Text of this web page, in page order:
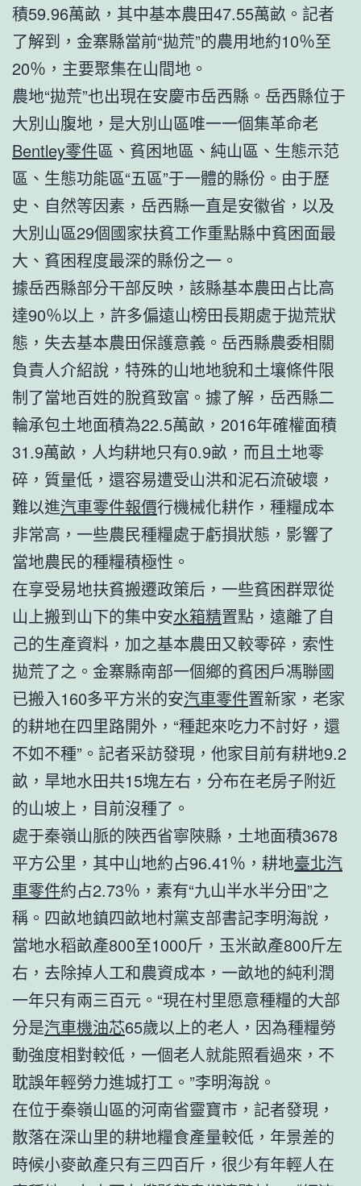
積59.96萬畝，其中基本農田47.55萬畝。記者
了解到，金寨縣當前“拋荒”的農用地約10％至
20％，主要聚集在山間地。
農地“拋荒”也出現在安慶市岳西縣。岳西縣位于
大別山腹地，是大別山區唯一一個集革命老
Bentley零件區、貧困地區、純山區、生態示范
區、生態功能區“五區”于一體的縣份。由于歷
史、自然等因素，岳西縣一直是安徽省，以及
大別山區29個國家扶貧工作重點縣中貧困面最
大、貧困程度最深的縣份之一。
據岳西縣部分干部反映，該縣基本農田占比高
達90％以上，許多偏遠山榜田長期處于拋荒狀
態，失去基本農田保護意義。岳西縣農委相關
負責人介紹說，特殊的山地地貌和土壤條件限
制了當地百姓的脫貧致富。據了解，岳西縣二
輪承包土地面積為22.5萬畝，2016年確權面積
31.9萬畝，人均耕地只有0.9畝，而且土地零
碎，質量低，還容易遭受山洪和泥石流破壞，
難以進汽車零件報價行機械化耕作，種糧成本
非常高，一些農民種糧處于虧損狀態，影響了
當地農民的種糧積極性。
在享受易地扶貧搬遷政策后，一些貧困群眾從
山上搬到山下的集中安水箱精置點，遠離了自
己的生產資料，加之基本農田又較零碎，索性
拋荒了之。金寨縣南部一個鄉的貧困戶馮聯國
已搬入160多平方米的安汽車零件置新家，老家
的耕地在四里路開外，“種起來吃力不討好，還
不如不種”。記者采訪發現，他家目前有耕地9.2
畝，旱地水田共15塊左右，分布在老房子附近
的山坡上，目前沒種了。
處于秦嶺山脈的陜西省寧陜縣，土地面積3678
平方公里，其中山地約占96.41％，耕地臺北汽
車零件約占2.73％，素有“九山半水半分田”之
稱。四畝地鎮四畝地村黨支部書記李明海說，
當地水稻畝產800至1000斤，玉米畝產800斤左
右，去除掉人工和農資成本，一畝地的純利潤
一年只有兩三百元。“現在村里愿意種糧的大部
分是汽車機油芯65歲以上的老人，因為種糧勞
動強度相對較低，一個老人就能照看過來，不
耽誤年輕勞力進城打工。”李明海說。
在位于秦嶺山區的河南省靈寶市，記者發現，
散落在深山里的耕地糧食產量較低，年景差的
時候小麥畝產只有三四百斤，很少有年輕人在